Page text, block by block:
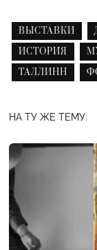
ВЫСТАВКИ
ИСТОРИЯ
ТАЛЛИНН
НА ТУ ЖЕ ТЕМУ: